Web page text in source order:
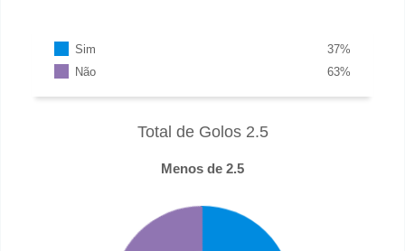
Sim %
37
Não
%
63
Total de Golos 2.5
Menos de 2.5